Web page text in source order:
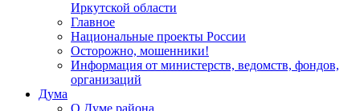
Иркутской области
Главное
Национальные проекты России
Осторожно, мошенники!
Информация от министерств, ведомств, фондов,
организаций
Дума
О Думе района